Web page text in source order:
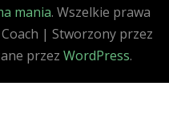
mania. Wszelkie prawa
| Stworzony przez
przez WordPress.